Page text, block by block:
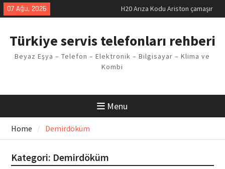
Skip
to
07 Ağu, 2026
LG kombi E2 Arızası Çözümü
Arçelik buzdolabı F5 Hatası
Vaillant çamaşır makinesi E03
Ferroli klima E3 Arızası Çözümü
H20 Arıza Kodu Ariston çamaşır
Türkiye servis telefonları rehberi
Beyaz Eşya – Telefon – Elektronik – Bilgisayar – Klima ve
Kombi
Menu
Home Demirdöküm
Kategori: Demirdöküm